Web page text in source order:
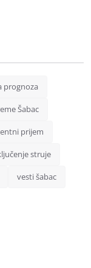
prognoza
Šabac
prijem
struje
vesti šabac